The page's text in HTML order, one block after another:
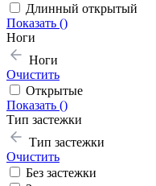
Длинный открытый
Показать ()
Ноги
Ноги
Очистить
Открытые
Показать ()
Тип застежки
Тип застежки
Очистить
Без застежки